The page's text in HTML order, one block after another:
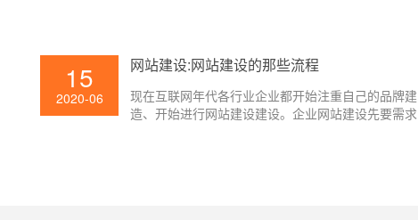
站类型，以此到达企业赢利很大化。那今日以后就带
领大家简略了解一下网站建设中常见的几种建站类
型。
15
2020-06
网站建设:网站建设的那些流程
现在互联网年代各行业企业都开始注重自己的品牌建
造、开始进行网站建设建设。企业网站建设先要需求